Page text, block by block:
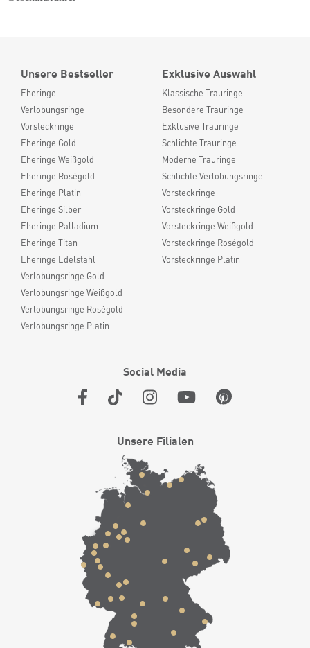
Unsere Bestseller
Eheringe
Verlobungsringe
Vorsteckringe
Eheringe Gold
Eheringe Weißgold
Eheringe Roségold
Eheringe Platin
Eheringe Silber
Eheringe Palladium
Eheringe Titan
Eheringe Edelstahl
Verlobungsringe Gold
Verlobungsringe Weißgold
Verlobungsringe Roségold
Verlobungsringe Platin
Exklusive Auswahl
Klassische Trauringe
Besondere Trauringe
Exklusive Trauringe
Schlichte Trauringe
Moderne Trauringe
Schlichte Verlobungsringe
Vorsteckringe
Vorsteckringe Gold
Vorsteckringe Weißgold
Vorsteckringe Roségold
Vorsteckringe Platin
Social Media
Unsere Filialen